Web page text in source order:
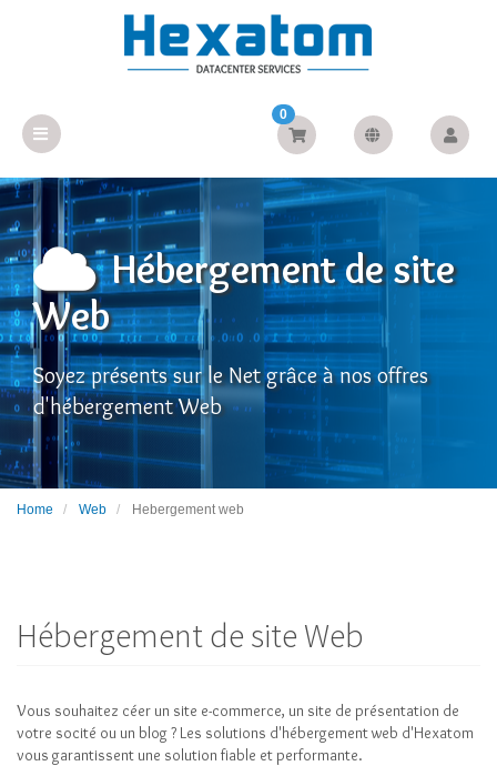
0
Hébergement de site
Web
Soyez présents sur le Net grâce à nos offres
d'hébergement Web
Home Web Hebergement web
Hébergement de site Web
Vous souhaitez céer un site e-commerce, un site de présentation de
votre socité ou un blog ? Les solutions d'hébergement web d'Hexatom
vous garantissent une solution fiable et performante.